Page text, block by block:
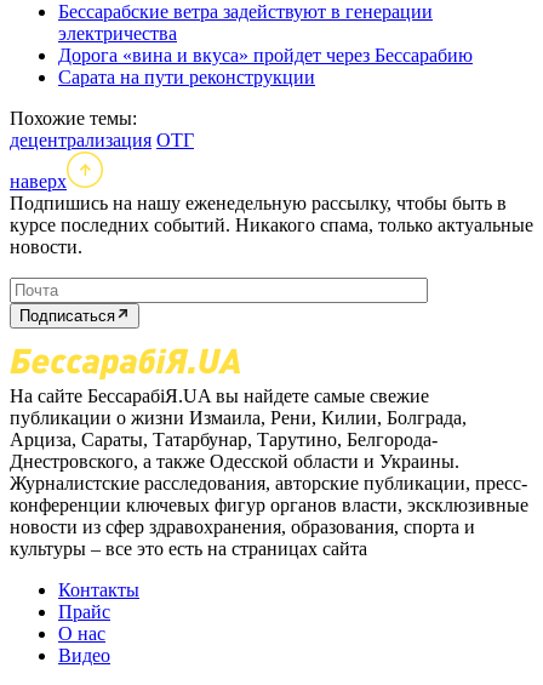
Бессарабские ветра задействуют в генерации
электричества
Дорога «вина и вкуса» пройдет через Бессарабию
Сарата на пути реконструкции
Похожие темы:
децентрализация ОТГ
наверх
Подпишись на нашу еженедельную рассылку, чтобы быть в
курсе последних событий. Никакого спама, только актуальные
новости.
Подписаться
На сайте БессарабіЯ.UA вы найдете самые свежие
публикации о жизни Измаила, Рени, Килии, Болграда,
Арциза, Сараты, Татарбунар, Тарутино, Белгорода-
Днестровского, а также Одесской области и Украины.
Журналистские расследования, авторские публикации, пресс-
конференции ключевых фигур органов власти, эксклюзивные
новости из сфер здравохранения, образования, спорта и
культуры – все это есть на страницах сайта
Контакты
Прайс
О нас
Видео